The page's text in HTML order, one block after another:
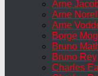
Arne
Arne Norell
Arne
Borge
Bruno
Bruno Rey
Charles